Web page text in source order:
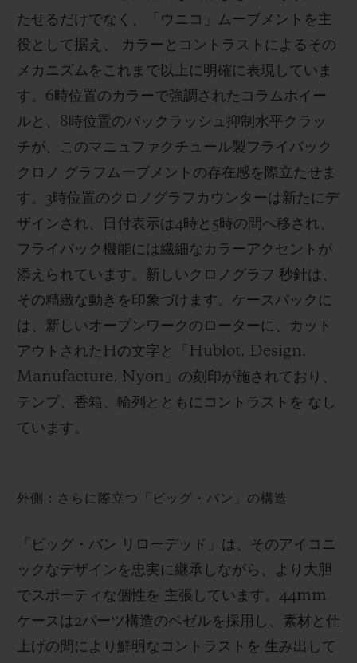
たせるだけでなく、「ウニコ」ムーブメントを主
役として据え、 カラーとコントラストによるその
メカニズムをこれまで以上に明確に表現していま
す。6時位置のカラーで強調されたコラムホイー
ルと、8時位置のバックラッシュ抑制水平クラッ
チが、このマニュファクチュール製フライバック
クロノ グラフムーブメントの存在感を際立たせま
す。3時位置のクロノグラフカウンターは新たにデ
ザインされ、日付表示は4時と5時の間へ移され、
フライバック機能には繊細なカラーアクセントが
添えられています。新しいクロノグラフ 秒針は、
その精緻な動きを印象づけます。ケースバックに
は、新しいオープンワークのローターに、カット
アウトされたHの文字と「Hublot. Design.
Manufacture. Nyon」の刻印が施されており、
テンプ、香箱、輪列とともにコントラストを なし
ています。
外側：さらに際立つ「ビッグ・バン」の構造
「ビッグ・バン リローデッド」は、そのアイコニ
ックなデザインを忠実に継承しながら、より大胆
でスポーティな個性を 主張しています。44mm
ケースは2パーツ構造のベゼルを採用し、素材と仕
上げの間により鮮明なコントラストを 生み出して